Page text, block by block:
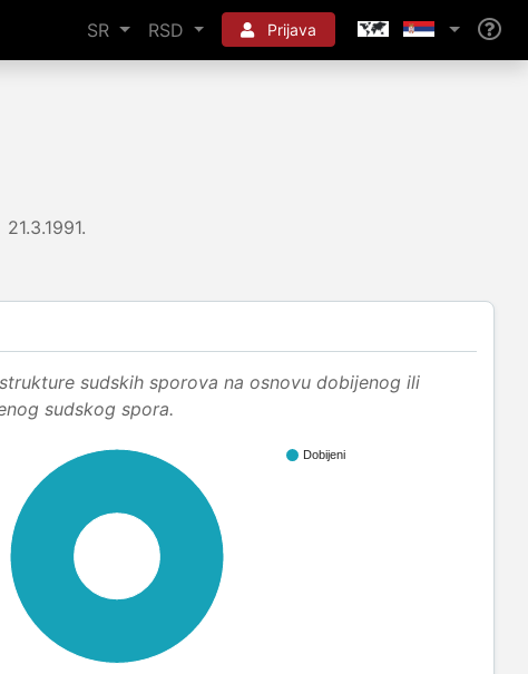
SR RSD Prijava
21.3.1991.
sudskih sporova na osnovu dobijenog ili
sudskog spora.
Dobijeni